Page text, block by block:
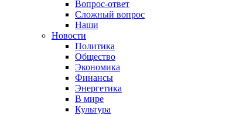
Вопрос-ответ
Сложный вопрос
Наши
Новости
Политика
Общество
Экономика
Финансы
Энергетика
В мире
Культура